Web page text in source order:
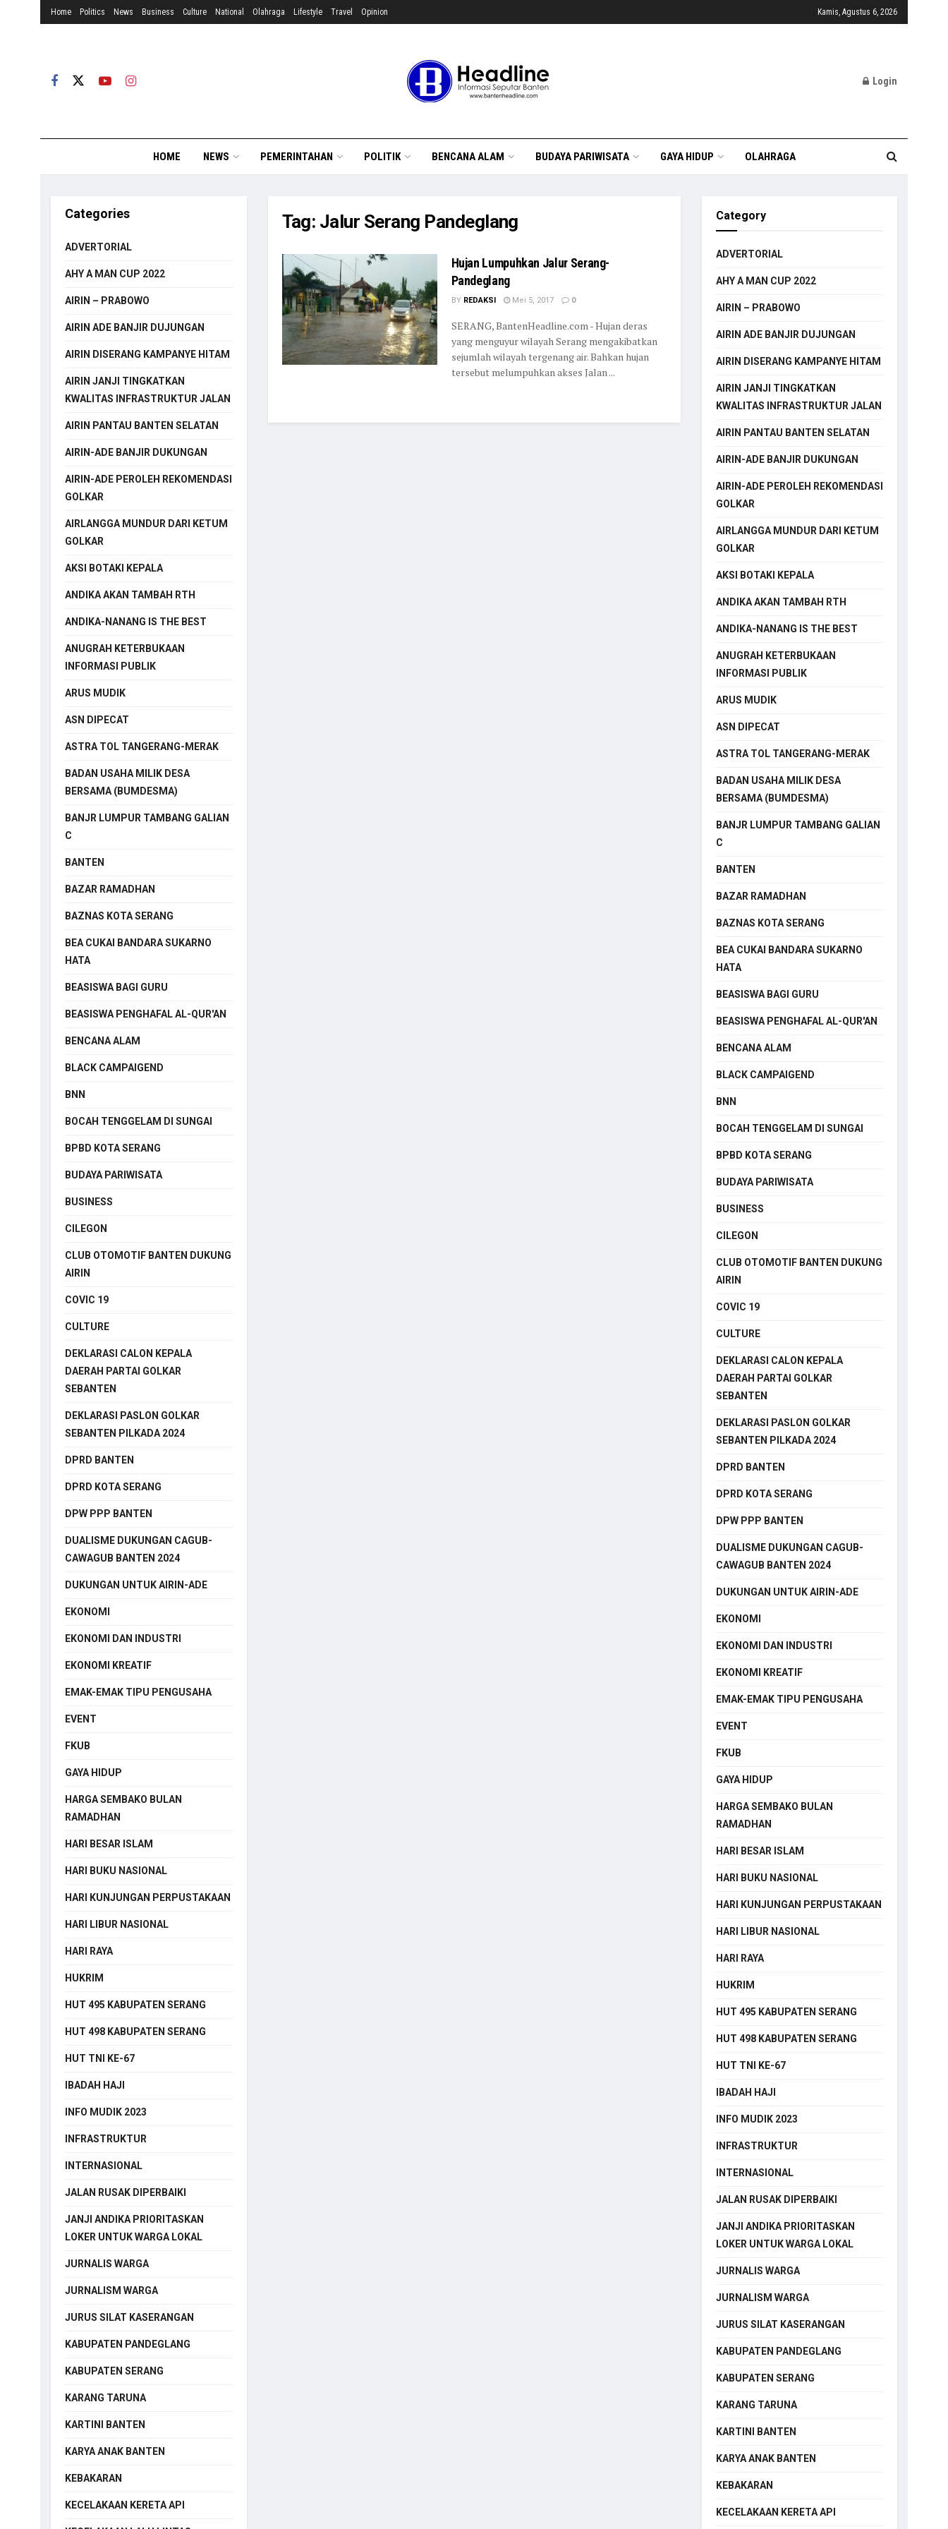
Home Politics News Business Culture National Olahraga Lifestyle Travel Opinion Kamis, Agustus 6, 2026
Login
HOME NEWS PEMERINTAHAN POLITIK BENCANA ALAM BUDAYA PARIWISATA GAYA HIDUP OLAHRAGA
Tag: Jalur Serang Pandeglang
Hujan Lumpuhkan Jalur Serang-
Pandeglang
BY REDAKSI Mei 5, 2017 0
SERANG, BantenHeadline.com - Hujan deras
yang menguyur wilayah Serang mengakibatkan
sejumlah wilayah tergenang air. Bahkan hujan
tersebut melumpuhkan akses Jalan ...
Categories
ADVERTORIAL
AHY A MAN CUP 2022
AIRIN – PRABOWO
AIRIN ADE BANJIR DUJUNGAN
AIRIN DISERANG KAMPANYE HITAM
AIRIN JANJI TINGKATKAN
KWALITAS INFRASTRUKTUR JALAN
AIRIN PANTAU BANTEN SELATAN
AIRIN-ADE BANJIR DUKUNGAN
AIRIN-ADE PEROLEH REKOMENDASI
GOLKAR
AIRLANGGA MUNDUR DARI KETUM
GOLKAR
AKSI BOTAKI KEPALA
ANDIKA AKAN TAMBAH RTH
ANDIKA-NANANG IS THE BEST
ANUGRAH KETERBUKAAN
INFORMASI PUBLIK
ARUS MUDIK
ASN DIPECAT
ASTRA TOL TANGERANG-MERAK
BADAN USAHA MILIK DESA
BERSAMA (BUMDESMA)
BANJR LUMPUR TAMBANG GALIAN
C
BANTEN
BAZAR RAMADHAN
BAZNAS KOTA SERANG
BEA CUKAI BANDARA SUKARNO
HATA
BEASISWA BAGI GURU
BEASISWA PENGHAFAL AL-QUR'AN
BENCANA ALAM
BLACK CAMPAIGEND
BNN
BOCAH TENGGELAM DI SUNGAI
BPBD KOTA SERANG
BUDAYA PARIWISATA
BUSINESS
CILEGON
CLUB OTOMOTIF BANTEN DUKUNG
AIRIN
COVIC 19
CULTURE
DEKLARASI CALON KEPALA
DAERAH PARTAI GOLKAR
SEBANTEN
DEKLARASI PASLON GOLKAR
SEBANTEN PILKADA 2024
DPRD BANTEN
DPRD KOTA SERANG
DPW PPP BANTEN
DUALISME DUKUNGAN CAGUB-
CAWAGUB BANTEN 2024
DUKUNGAN UNTUK AIRIN-ADE
EKONOMI
EKONOMI DAN INDUSTRI
EKONOMI KREATIF
EMAK-EMAK TIPU PENGUSAHA
EVENT
FKUB
GAYA HIDUP
HARGA SEMBAKO BULAN
RAMADHAN
HARI BESAR ISLAM
HARI BUKU NASIONAL
HARI KUNJUNGAN PERPUSTAKAAN
HARI LIBUR NASIONAL
HARI RAYA
HUKRIM
HUT 495 KABUPATEN SERANG
HUT 498 KABUPATEN SERANG
HUT TNI KE-67
IBADAH HAJI
INFO MUDIK 2023
INFRASTRUKTUR
INTERNASIONAL
JALAN RUSAK DIPERBAIKI
JANJI ANDIKA PRIORITASKAN
LOKER UNTUK WARGA LOKAL
JURNALIS WARGA
JURNALISM WARGA
JURUS SILAT KASERANGAN
KABUPATEN PANDEGLANG
KABUPATEN SERANG
KARANG TARUNA
KARTINI BANTEN
KARYA ANAK BANTEN
KEBAKARAN
KECELAKAAN KERETA API
Category
ADVERTORIAL
AHY A MAN CUP 2022
AIRIN – PRABOWO
AIRIN ADE BANJIR DUJUNGAN
AIRIN DISERANG KAMPANYE HITAM
AIRIN JANJI TINGKATKAN
KWALITAS INFRASTRUKTUR JALAN
AIRIN PANTAU BANTEN SELATAN
AIRIN-ADE BANJIR DUKUNGAN
AIRIN-ADE PEROLEH REKOMENDASI
GOLKAR
AIRLANGGA MUNDUR DARI KETUM
GOLKAR
AKSI BOTAKI KEPALA
ANDIKA AKAN TAMBAH RTH
ANDIKA-NANANG IS THE BEST
ANUGRAH KETERBUKAAN
INFORMASI PUBLIK
ARUS MUDIK
ASN DIPECAT
ASTRA TOL TANGERANG-MERAK
BADAN USAHA MILIK DESA
BERSAMA (BUMDESMA)
BANJR LUMPUR TAMBANG GALIAN
C
BANTEN
BAZAR RAMADHAN
BAZNAS KOTA SERANG
BEA CUKAI BANDARA SUKARNO
HATA
BEASISWA BAGI GURU
BEASISWA PENGHAFAL AL-QUR'AN
BENCANA ALAM
BLACK CAMPAIGEND
BNN
BOCAH TENGGELAM DI SUNGAI
BPBD KOTA SERANG
BUDAYA PARIWISATA
BUSINESS
CILEGON
CLUB OTOMOTIF BANTEN DUKUNG
AIRIN
COVIC 19
CULTURE
DEKLARASI CALON KEPALA
DAERAH PARTAI GOLKAR
SEBANTEN
DEKLARASI PASLON GOLKAR
SEBANTEN PILKADA 2024
DPRD BANTEN
DPRD KOTA SERANG
DPW PPP BANTEN
DUALISME DUKUNGAN CAGUB-
CAWAGUB BANTEN 2024
DUKUNGAN UNTUK AIRIN-ADE
EKONOMI
EKONOMI DAN INDUSTRI
EKONOMI KREATIF
EMAK-EMAK TIPU PENGUSAHA
EVENT
FKUB
GAYA HIDUP
HARGA SEMBAKO BULAN
RAMADHAN
HARI BESAR ISLAM
HARI BUKU NASIONAL
HARI KUNJUNGAN PERPUSTAKAAN
HARI LIBUR NASIONAL
HARI RAYA
HUKRIM
HUT 495 KABUPATEN SERANG
HUT 498 KABUPATEN SERANG
HUT TNI KE-67
IBADAH HAJI
INFO MUDIK 2023
INFRASTRUKTUR
INTERNASIONAL
JALAN RUSAK DIPERBAIKI
JANJI ANDIKA PRIORITASKAN
LOKER UNTUK WARGA LOKAL
JURNALIS WARGA
JURNALISM WARGA
JURUS SILAT KASERANGAN
KABUPATEN PANDEGLANG
KABUPATEN SERANG
KARANG TARUNA
KARTINI BANTEN
KARYA ANAK BANTEN
KEBAKARAN
KECELAKAAN KERETA API